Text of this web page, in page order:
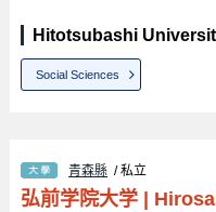
Hitotsubashi
Social Sciences
青森縣 / 私立
弘前学院大学|